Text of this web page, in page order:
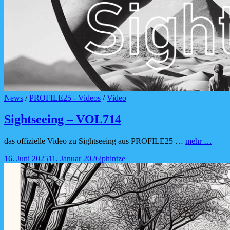
Cat
News /PROFILE25 - Videos /Video
Sightseeing – VOL714
das offizielle Video zu Sightseeing aus PROFILE25 … mehr …
Posted-
16. Juni 202511. Januar 2026By
line
Byline
jphintze